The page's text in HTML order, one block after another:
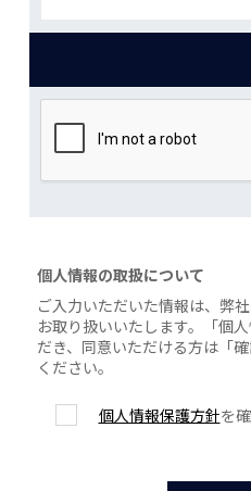
個人情報の取扱について
ご入力いただいた情報は、弊
お取り扱いいたします。「個
だき、同意いただける方は「
ください。
個人情報保護方針を